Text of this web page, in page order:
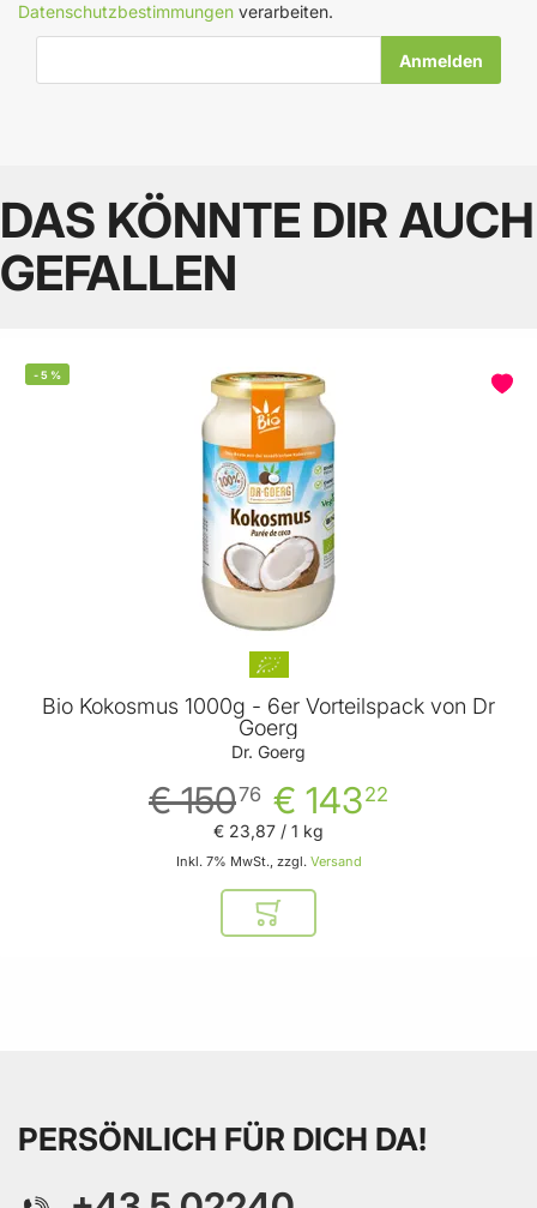
Datenschutzbestimmungen verarbeiten.
DAS KÖNNTE DIR AUCH
GEFALLEN
-5 %
Bio Kokosmus 1000g - 6er Vorteilspack von Dr
Goerg
Dr. Goerg
€ 14322
€ 15076
Inkl. 7% MwSt., zzgl. Versand
€ 23,87 / 1 kg
In den Warenkorb
PERSÖNLICH FÜR DICH DA!